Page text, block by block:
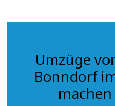
Umzüge
Bonndorf